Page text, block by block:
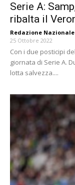
Serie A:
ribalta il
Redazione Nazionale
25 Ottobre 2022
Con i due posticipi
giornata di Serie A.
lotta salvezza....